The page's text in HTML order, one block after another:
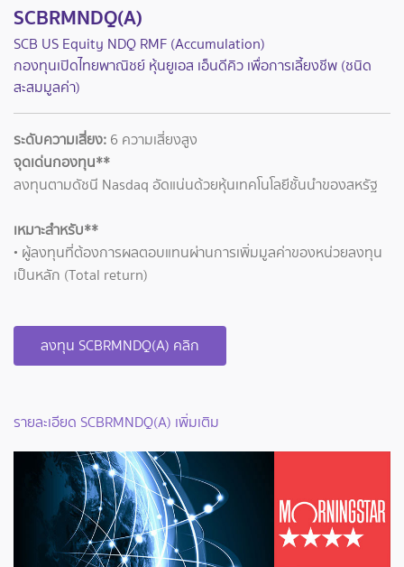
SCBRMNDQ(A)
SCB US Equity NDQ RMF (Accumulation)
กองทุนเปิดไทยพาณิชย์ หุ้นยูเอส เอ็นดีคิว เพื่อการเลี้ยงชีพ (ชนิด
สะสมมูลค่า)
ระดับความเสี่ยง: 6 ความเสี่ยงสูง
จุดเด่นกองทุน**
ลงทุนตามดัชนี Nasdaq อัดแน่นด้วยหุ้นเทคโนโลยีชั้นนำของสหรัฐ
เหมาะสำหรับ**
• ผู้ลงทุนที่ต้องการผลตอบแทนผ่านการเพิ่มมูลค่าของหน่วยลงทุน
เป็นหลัก (Total return)
ลงทุน SCBRMNDQ(A) คลิก
รายละเอียด SCBRMNDQ(A) เพิ่มเติม